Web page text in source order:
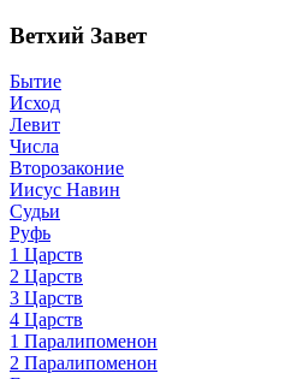
Ветхий Завет
Бытие
Исход
Левит
Числа
Второзаконие
Иисус Навин
Судьи
Руфь
1 Царств
2 Царств
3 Царств
4 Царств
1 Паралипоменон
2 Паралипоменон